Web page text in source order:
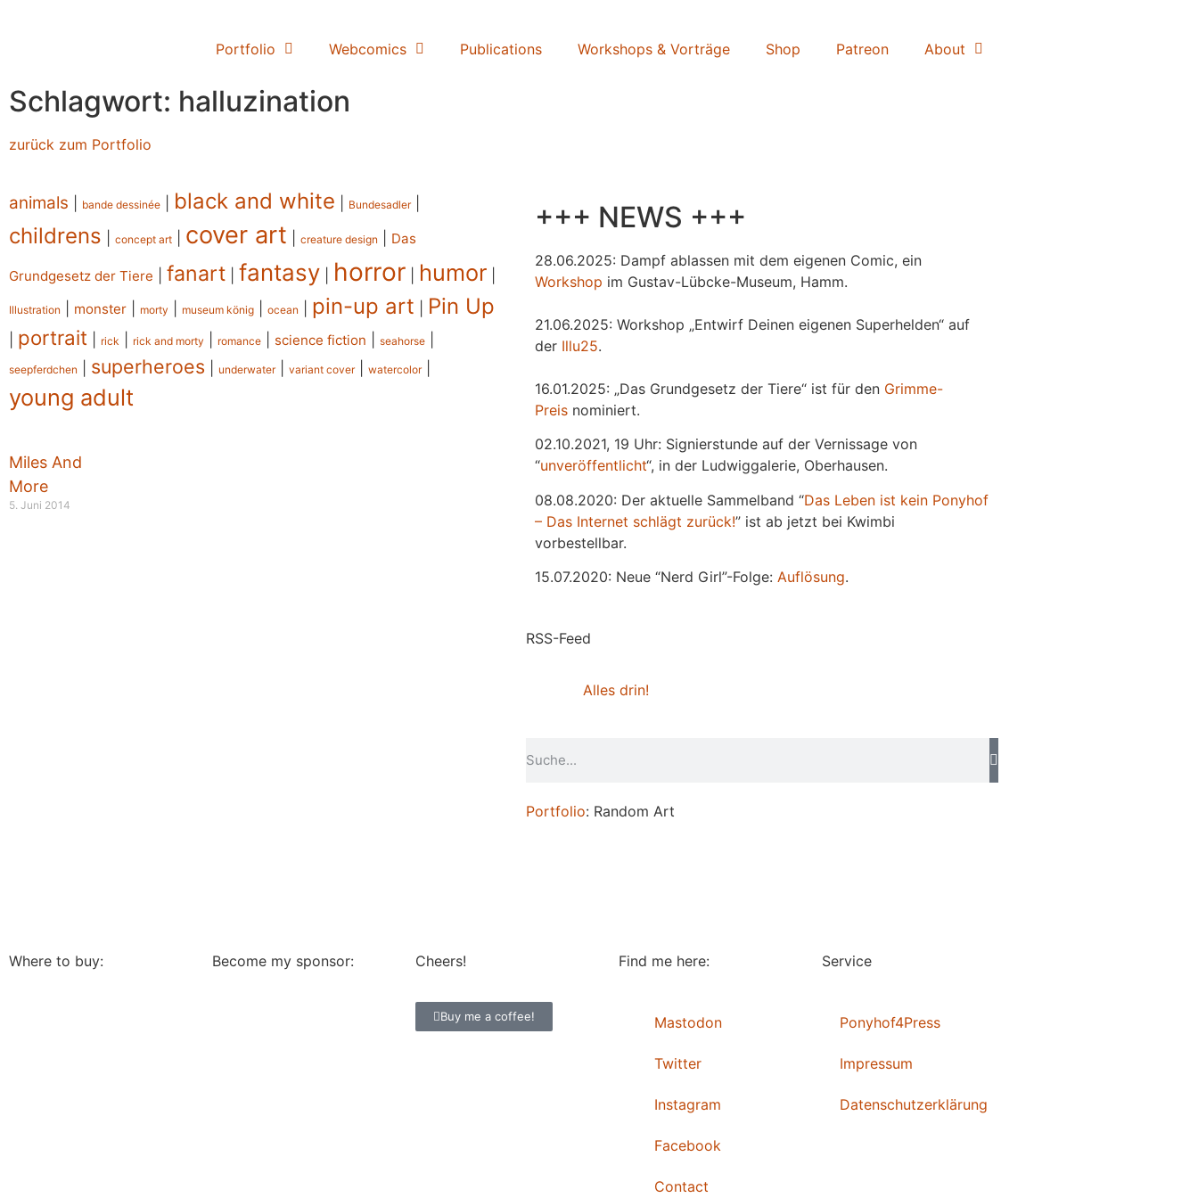
Portfolio Webcomics Publications Workshops & Vorträge Shop Patreon About
Schlagwort: halluzination
zurück zum Portfolio
animals bande dessinée black and white Bundesadler|
childrens concept art cover art creature design Das
Grundgesetz der Tiere fanart fantasy horror humor
Illustration monster morty museum könig ocean pin-up art Pin Up
portrait rick rick and morty romance science fiction seahorse
seepferdchen superheroes underwater| variant cover| watercolor|
young adult
Miles And
More
5. Juni 2014
+++ NEWS +++
28.06.2025: Dampf ablassen mit dem eigenen Comic, ein
Workshop im Gustav-Lübcke-Museum, Hamm.
21.06.2025: Workshop „Entwirf Deinen eigenen Superhelden“ auf
der Illu25.
16.01.2025: „Das Grundgesetz der Tiere“ ist für den Grimme-
Preis nominiert.
02.10.2021, 19 Uhr: Signierstunde auf der Vernissage von
“unveröffentlicht“, in der Ludwiggalerie, Oberhausen.
08.08.2020: Der aktuelle Sammelband “Das Leben ist kein Ponyhof
– Das Internet schlägt zurück!” ist ab jetzt bei Kwimbi
vorbestellbar.
15.07.2020: Neue “Nerd Girl”-Folge: Auflösung.
RSS-Feed
Alles drin!
Portfolio: Random Art
Where to buy: Become my sponsor: Cheers!
Buy me a coffee!
Find me here:
Mastodon
Twitter
Instagram
Facebook
Contact
Service
Ponyhof4Press
Impressum
Datenschutzerklärung